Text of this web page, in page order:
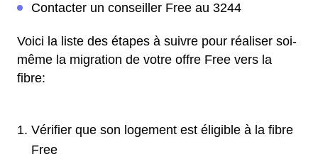
Contacter un conseiller Free au 3244
Voici la liste des étapes à suivre pour réaliser soi-
même la migration de votre offre Free vers la
fibre:
Vérifier que son logement est éligible à la fibre
Free